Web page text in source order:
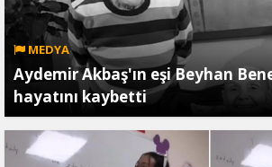
MEDYA
Aydemir Akbaş'ın eşi Beyhan
hayatını kaybetti